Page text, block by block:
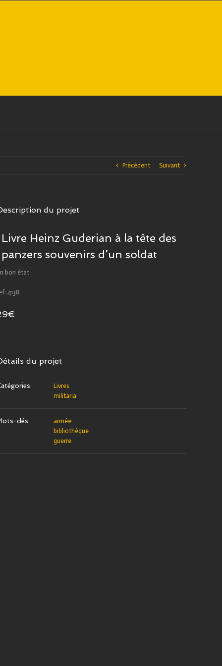
Précédent Suivant
du projet
Livre Heinz Guderian à la tête des
panzers souvenirs d’un soldat
bon état
4138
du projet
Livres
militaria
clés:
armée
bibliothèque
guerre